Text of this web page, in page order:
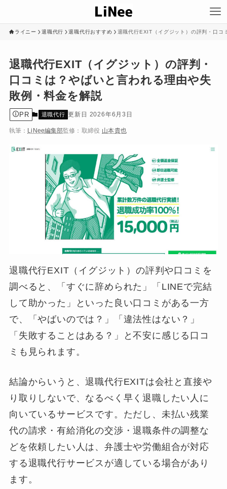
ライニー 退職代行 退職代行おすすめ 退職代行EXIT（イグジット）の評判・口コ
退職代行EXIT（イグジット）の評判・
口コミは？やばいと言われる理由や失
敗例・料金を解説
PR 退職代行 2026年6月3日
執筆： LiNee編集部監修： 取締役 山本貴也
退職代行EXIT（イグジット）の評判や口コミを
調べると、「すぐに辞められた」「LINEで完結
して助かった」といった良い口コミがある一方
で、「やばいのでは？」「違法性はない？」
「失敗することはある？」と不安に感じる口コ
ミも見られます。
結論からいうと、退職代行EXITは会社と直接や
り取りしないで、なるべく早く退職したい人に
向いているサービスです。ただし、未払い残業
代の請求・有給消化の交渉・退職条件の調整な
どを依頼したい人は、弁護士や労働組合が対応
する退職代行サービスが適している場合があり
ます。